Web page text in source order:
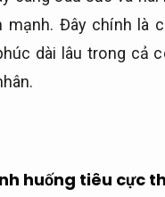
mạnh. Đây chính là
dài lâu trong cả
huống tiêu cực